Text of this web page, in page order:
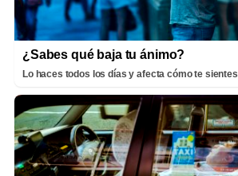
¿Sabes qué baja tu ánimo?
Lo haces todos los días y afecta cómo te sientes